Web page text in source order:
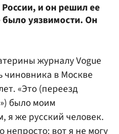
и он решил ее
уязвимости. Он
журналу Vogue
чиновника в Москве
«Это (переезд
было моим
я же русский человек.
вот я не могу